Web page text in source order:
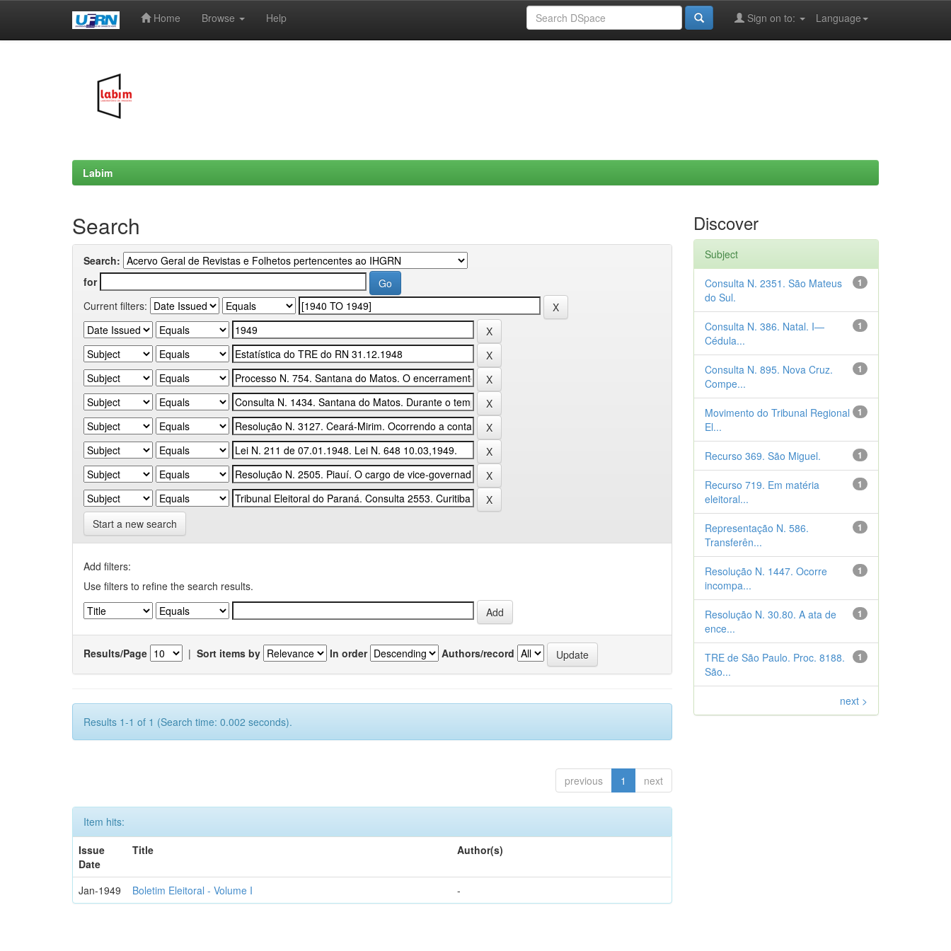
Home Browse Help Language
Sign on to:
Labim
Search
Search:
for
Current filters:
Start a new search
Add filters:
Use filters to refine the search results.
Results/Page | Sort items by In order Authors/record
Results 1-1 of 1 (Search time: 0.002 seconds).
previous 1 next
Item hits:
Issue
Date
Title Author(s)
Jan-1949 Boletim Eleitoral - Volume I -
Discover
Subject
1
Consulta N. 2351. São Mateus
do Sul.
1
Consulta N. 386. Natal. I—
Cédula...
1
Consulta N. 895. Nova Cruz.
Compe...
1
Movimento do Tribunal Regional
El...
1
Recurso 369. São Miguel.
1
Recurso 719. Em matéria
eleitoral...
1
Representação N. 586.
Transferên...
1
Resolução N. 1447. Ocorre
incompa...
1
Resolução N. 30.80. A ata de
ence...
1
TRE de São Paulo. Proc. 8188.
São...
next >